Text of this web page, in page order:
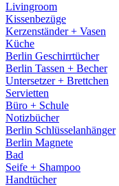
Livingroom
Kissenbezüge
Kerzenständer + Vasen
Küche
Berlin Geschirrtücher
Berlin Tassen + Becher
Untersetzer + Brettchen
Servietten
Büro + Schule
Notizbücher
Berlin Schlüsselanhänger
Berlin Magnete
Bad
Seife + Shampoo
Handtücher